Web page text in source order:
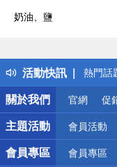
奶油、鹽
活動快訊
得獎公
熱門話
銀行優
偏遠地
詐騙網
關於我們
官網 促
主題活動 會員活動
會員專區 會員專區